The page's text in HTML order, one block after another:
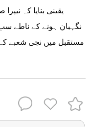
یقینی بنایا کہ
نگہبان ہونے کے ناطے
مستقبل میں نجی شعبے کے